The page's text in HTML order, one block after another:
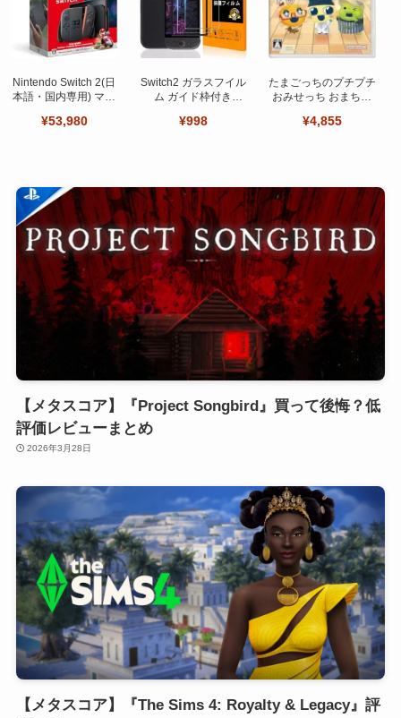
Nintendo Switch 2(日
本語・国内専用) マリ
ット
¥53,980
Switch2 ガラスフイル
ム ガイド枠付き
ット 日本旭硝子製-高
¥998
たまごっちのプチプチ
おみせっち おまちど
¥4,855
【メタスコア】『Project Songbird』買って後悔？低
評価レビューまとめ
2026年3月28日
【メタスコア】『The Sims 4: Royalty & Legacy』評